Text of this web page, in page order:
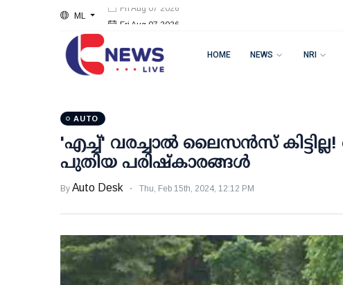
ML
HOME NEWS NRI
AUTO
'എച്ച്' വരച്ചാല്‍ ലൈസന്‍സ്
പുതിയ പരിഷ്‌കാരങ്ങള്‍
By Auto Desk Thu, Feb 15th, 2024, 12:12 PM